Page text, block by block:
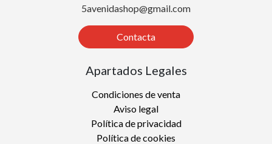
5avenidashop@gmail.com
Contacta
Apartados Legales
Condiciones de venta
Aviso legal
Política de privacidad
Política de cookies